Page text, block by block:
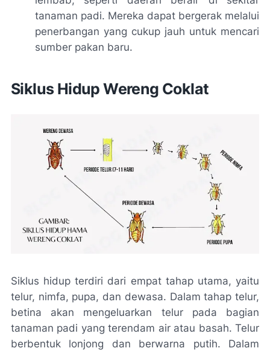
tanaman padi. Mereka dapat bergerak melalui
penerbangan yang cukup jauh untuk mencari
sumber pakan baru.
Siklus Hidup Wereng Coklat
Siklus hidup terdiri dari empat tahap utama, yaitu
telur, nimfa, pupa, dan dewasa. Dalam tahap telur,
betina akan mengeluarkan telur pada bagian
tanaman padi yang terendam air atau basah. Telur
berbentuk lonjong dan berwarna putih. Dalam